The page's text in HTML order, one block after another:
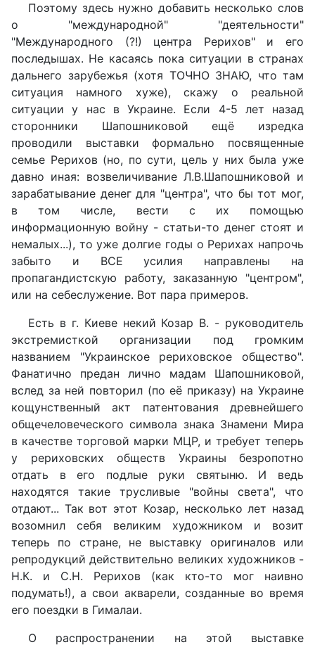
Поэтому здесь нужно добавить несколько слов
о "международной" "деятельности"
"Международного (?!) центра Рерихов" и его
последышах. Не касаясь пока ситуации в странах
дальнего зарубежья (хотя ТОЧНО ЗНАЮ, что там
ситуация намного хуже), скажу о реальной
ситуации у нас в Украине. Если 4-5 лет назад
сторонники Шапошниковой ещё изредка
проводили выставки формально посвященные
семье Рерихов (но, по сути, цель у них была уже
давно иная: возвеличивание Л.В.Шапошниковой и
зарабатывание денег для "центра", что бы тот мог,
в том числе, вести с их помощью
информационную войну - статьи-то денег стоят и
немалых...), то уже долгие годы о Рерихах напрочь
забыто и ВСЕ усилия направлены на
пропагандистскую работу, заказанную "центром",
или на себеслужение. Вот пара примеров.
Есть в г. Киеве некий Козар В. - руководитель
экстремисткой организации под громким
названием "Украинское рериховское общество".
Фанатично предан лично мадам Шапошниковой,
вслед за ней повторил (по её приказу) на Украине
кощунственный акт патентования древнейшего
общечеловеческого символа знака Знамени Мира
в качестве торговой марки МЦР, и требует теперь
у рериховских обществ Украины безропотно
отдать в его подлые руки святыню. И ведь
находятся такие трусливые "войны света", что
отдают... Так вот этот Козар, несколько лет назад
возомнил себя великим художником и возит
теперь по стране, не выставку оригиналов или
репродукций действительно великих художников -
Н.К. и С.Н. Рерихов (как кто-то мог наивно
подумать!), а свои акварели, созданные во время
его поездки в Гималаи.
О распространении на этой выставке